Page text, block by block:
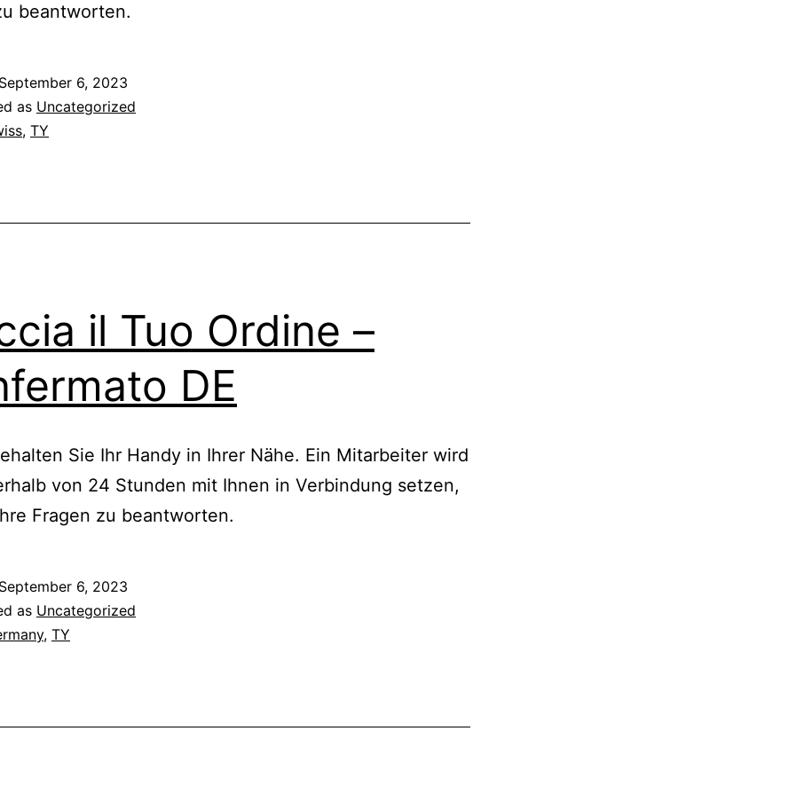
beantworten.
September 6, 2023
as Uncategorized
, TY
il Tuo Ordine –
DE
Sie Ihr Handy in Ihrer Nähe. Ein Mitarbeiter wird
von 24 Stunden mit Ihnen in Verbindung setzen,
Fragen zu beantworten.
September 6, 2023
as Uncategorized
, TY